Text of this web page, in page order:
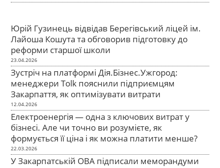
Юрій Гузинець відвідав Берегівський ліцей ім.
Лайоша Кошута та обговорив підготовку до
реформи старшої школи
23.04.2026
Зустріч на платформі Дія.Бізнес.Ужгород:
менеджери Tolk пояснили підприємцям
Закарпаття, як оптимізувати витрати
12.04.2026
Електроенергія — одна з ключових витрат у
бізнесі. Але чи точно ви розумієте, як
формується її ціна і як можна платити менше?
22.03.2026
У Закарпатській ОВА підписали меморандуми